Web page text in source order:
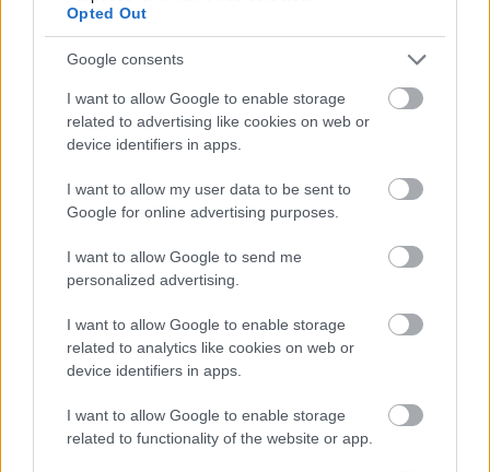
Opted Out
Google consents
I want to allow Google to enable storage
related to advertising like cookies on web or
device identifiers in apps.
I want to allow my user data to be sent to
Google for online advertising purposes.
I want to allow Google to send me
personalized advertising.
I want to allow Google to enable storage
related to analytics like cookies on web or
device identifiers in apps.
I want to allow Google to enable storage
related to functionality of the website or app.
atractiva.
Un proyecto creado con la comunidad
Este libro es especial porque ha sido posible gracias al
apoyo de la comunidad de Bake-Street, que ha
acompañado y dado vida a este sueño a través de una
campaña de crowdfunding. Cada ejemplar es una
celebración de la creatividad, la dedicación y el amor
por la cocina compartido con quienes me han seguido
a lo largo de estos 15 años.
Más que un libro de recetas, es una invitación a vivir la
que somos.